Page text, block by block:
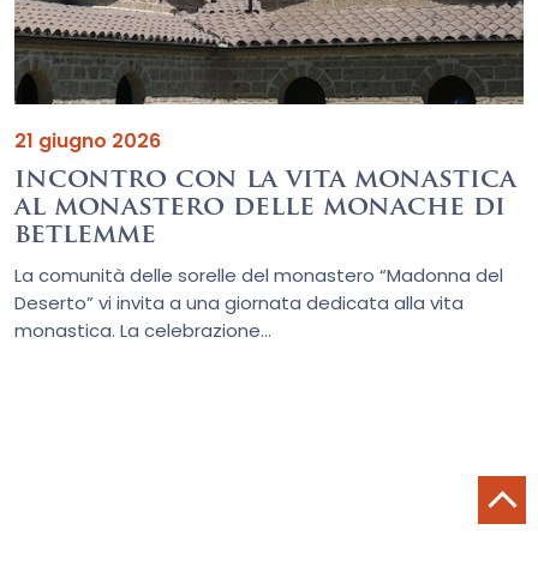
21 giugno 2026
incontro con la vita monastica
al monastero delle monache di
betlemme
La comunità delle sorelle del monastero “Madonna del
Deserto” vi invita a una giornata dedicata alla vita
monastica. La celebrazione...